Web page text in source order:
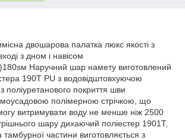
двошарова палатка люкс якості з
з дном і навісом
Наручний шар намету виготовлений
190T PU з водовідштовхуючою
покриття шви
полімерною стрічкою, що
витримувати воду не менше ніж 2500
шару дихаючий поліестер 1901T,
тамбурної частини виготовляється з